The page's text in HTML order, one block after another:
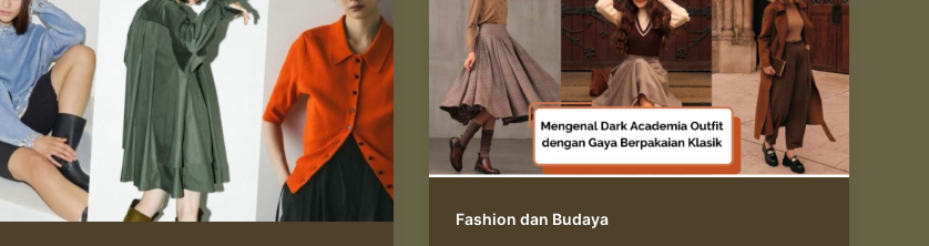
Fashion dan Budaya